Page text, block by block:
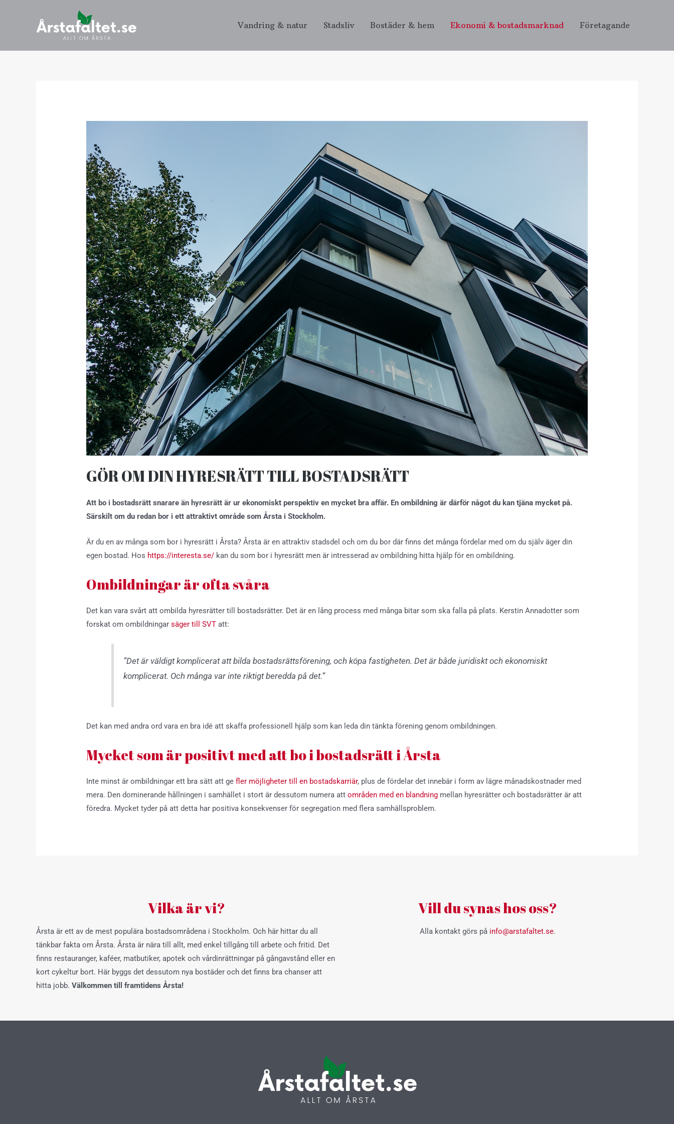
Vandring & natur Stadsliv Bostäder & hem Ekonomi & bostadsmarknad Företagande
GÖR OM DIN HYRESRÄTT TILL BOSTADSRÄTT
Att bo i bostadsrätt snarare än hyresrätt är ur ekonomiskt perspektiv en mycket bra affär. En ombildning är därför något du kan tjäna mycket på.
Särskilt om du redan bor i ett attraktivt område som Årsta i Stockholm.
Är du en av många som bor i hyresrätt i Årsta? Årsta är en attraktiv stadsdel och om du bor där finns det många fördelar med om du själv äger din
egen bostad. Hos https://interesta.se/ kan du som bor i hyresrätt men är intresserad av ombildning hitta hjälp för en ombildning.
Ombildningar är ofta svåra
Det kan vara svårt att ombilda hyresrätter till bostadsrätter. Det är en lång process med många bitar som ska falla på plats. Kerstin Annadotter som
forskat om ombildningarsäger till SVT att:
”Det är väldigt komplicerat att bilda bostadsrättsförening, och köpa fastigheten. Det är både juridiskt och ekonomiskt
komplicerat. Och många var inte riktigt beredda på det.”
Det kan med andra ord vara en bra idé att skaffa professionell hjälp som kan leda din tänkta förening genom ombildningen.
Mycket som är positivt med att bo i bostadsrätt i Årsta
Inte minst är ombildningar ett bra sätt att gefler möjligheter till en bostadskarriär, plus de fördelar det innebär i form av lägre månadskostnader med
mera. Den dominerande hållningen i samhället i stort är dessutom numera attområden med en blandning mellan hyresrätter och bostadsrätter är att
föredra. Mycket tyder på att detta har positiva konsekvenser för segregation med flera samhällsproblem.
Vilka är vi?
Årsta är ett av de mest populära bostadsområdena i Stockholm. Och här hittar du all
tänkbar fakta om Årsta. Årsta är nära till allt, med enkel tillgång till arbete och fritid. Det
finns restauranger, kaféer, matbutiker, apotek och vårdinrättningar på gångavstånd eller en
kort cykeltur bort. Här byggs det dessutom nya bostäder och det finns bra chanser att
hitta jobb. Välkommen till framtidens Årsta!
Vill du synas hos oss?
Alla kontakt görs på info@arstafaltet.se.